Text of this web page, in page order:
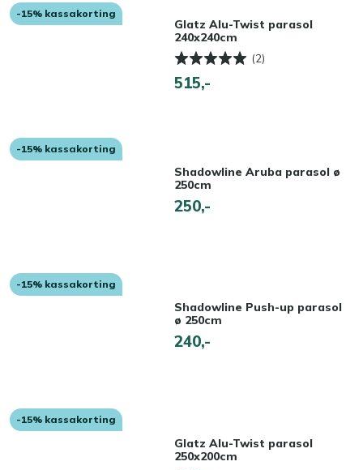
-15% kassakorting
Glatz Alu-Twist parasol
240x240cm
(2)
515,-
-15% kassakorting
Shadowline Aruba parasol ø
250cm
250,-
-15% kassakorting
Shadowline Push-up parasol
ø 250cm
240,-
-15% kassakorting
Glatz Alu-Twist parasol
250x200cm